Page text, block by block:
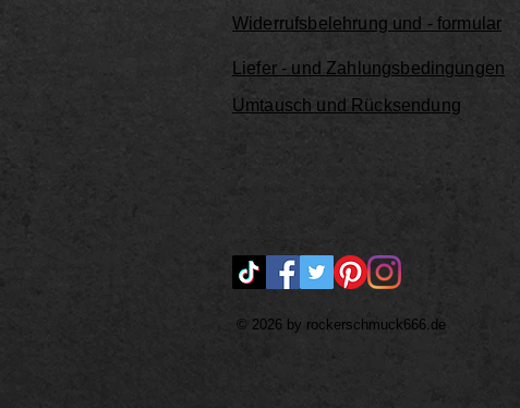
Widerrufsbelehrung und - formular
Liefer - und Zahlungsbedingungen
Umtausch und Rücksendung
© 2026 by rockerschmuck666.de